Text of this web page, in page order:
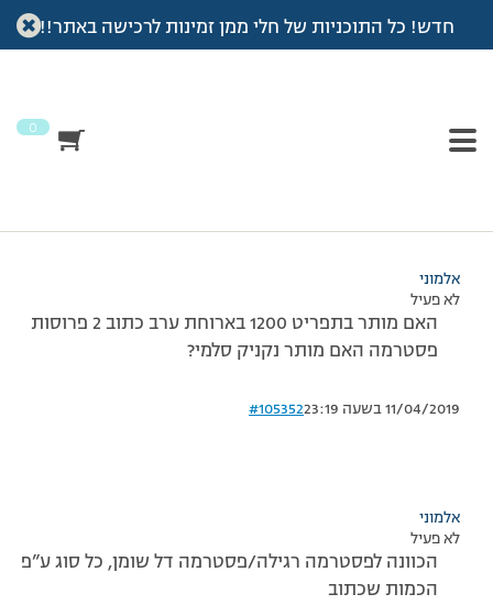
חדש! כל התוכניות של חלי ממן זמינות לרכישה באתר!!
0
עמוד הבית >דיונים>פורום >מבקשת עזרה דחוף!
מוצגות 5 תגובות – 1 עד 5 (מתוך 5 סה״כ)
אלמוני
לא פעיל
האם מותר בתפריט 1200 בארוחת ערב כתוב 2 פרוסות
פסטרמה האם מותר נקניק סלמי?
11/04/2019 בשעה 23:19 #105352
אלמוני
לא פעיל
הכוונה לפסטרמה רגילה/פסטרמה דל שומן, כל סוג ע”פ
הכמות שכתוב